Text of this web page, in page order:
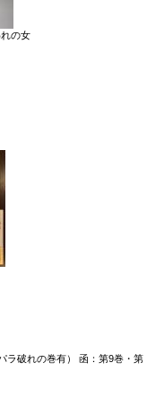
の女
ラ破れの巻有） 函：第9巻・第